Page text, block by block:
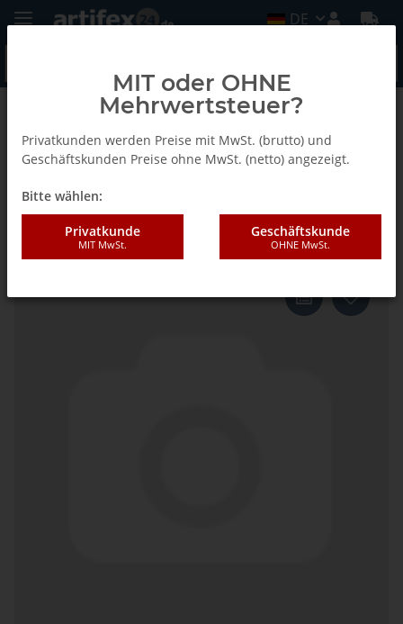
DE
Zurück zur Liste Fein
Fein Schleifblätter für
Schleiffinger, Korn 220, VE 20 St
MIT oder OHNE
Mehrwertsteuer?
Privatkunden werden Preise mit MwSt. (brutto) und
Geschäftskunden Preise ohne MwSt. (netto) angezeigt.
Bitte wählen:
Privatkunde
MIT MwSt.
Geschäftskunde
OHNE MwSt.